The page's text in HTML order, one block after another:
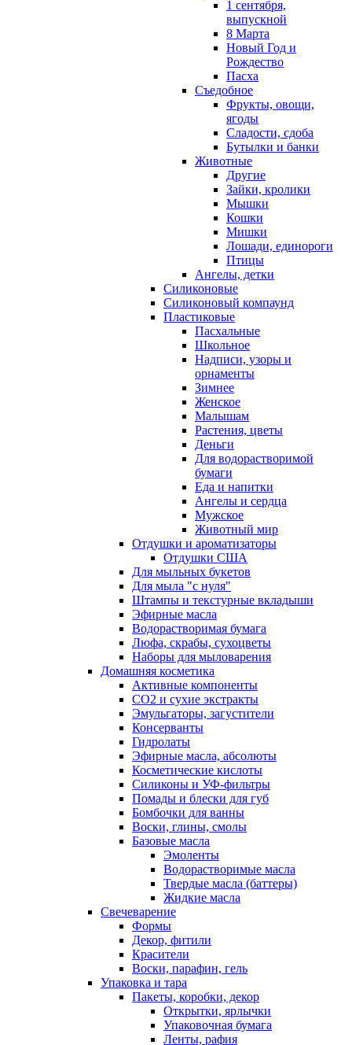
1 сентября,
выпускной
8 Марта
Новый Год и
Рождество
Пасха
Съедобное
Фрукты, овощи,
ягоды
Сладости, сдоба
Бутылки и банки
Животные
Другие
Зайки, кролики
Мышки
Кошки
Мишки
Лошади, единороги
Птицы
Ангелы, детки
Силиконовые
Силиконовый компаунд
Пластиковые
Пасхальные
Школьное
Надписи, узоры и
орнаменты
Зимнее
Женское
Малышам
Растения, цветы
Деньги
Для водорастворимой
бумаги
Еда и напитки
Ангелы и сердца
Мужское
Животный мир
Отдушки и ароматизаторы
Отдушки США
Для мыльных букетов
Для мыла "с нуля"
Штампы и текстурные вкладыши
Эфирные масла
Водорастворимая бумага
Люфа, скрабы, сухоцветы
Наборы для мыловарения
Домашняя косметика
Активные компоненты
СО2 и сухие экстракты
Эмульгаторы, загустители
Консерванты
Гидролаты
Эфирные масла, абсолюты
Косметические кислоты
Силиконы и УФ-фильтры
Помады и блески для губ
Бомбочки для ванны
Воски, глины, смолы
Базовые масла
Эмоленты
Водорастворимые масла
Твердые масла (баттеры)
Жидкие масла
Свечеварение
Формы
Декор, фитили
Красители
Воски, парафин, гель
Упаковка и тара
Пакеты, коробки, декор
Открытки, ярлычки
Упаковочная бумага
Ленты, рафия